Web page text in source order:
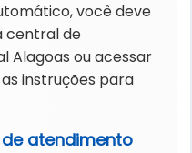
você deve
central de
Alagoas ou acessar
instruções para
atendimento